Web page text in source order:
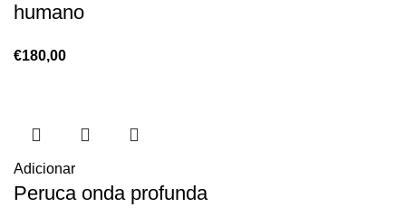
humano
€180,00
Adicionar
Peruca onda profunda